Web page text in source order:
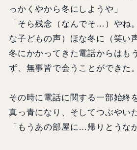
っかくやから冬にしようや」
「そら残念（なんでそ…）やね
な子どもの声）ほな冬に（笑い
冬にかかってきた電話からはも
ず、無事皆で会うことができた。
その時に電話に関する一部始終
真っ青になり、そしてつぶやい
「もうあの部屋に…帰りとうな